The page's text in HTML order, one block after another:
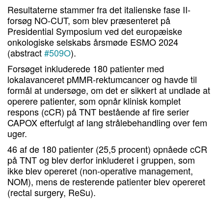
Resultaterne stammer fra det italienske fase II-
forsøg NO-CUT, som blev præsenteret på
Presidential Symposium ved det europæiske
onkologiske selskabs årsmøde ESMO 2024
(abstract#509O).
Forsøget inkluderede 180 patienter med
lokalavanceret pMMR-rektumcancer og havde til
formål at undersøge, om det er sikkert at undlade at
operere patienter, som opnår klinisk komplet
respons (cCR) på TNT bestående af fire serier
CAPOX efterfulgt af lang strålebehandling over fem
uger.
46 af de 180 patienter (25,5 procent) opnåede cCR
på TNT og blev derfor inkluderet i gruppen, som
ikke blev opereret (non-operative management,
NOM), mens de resterende patienter blev opereret
(rectal surgery, ReSu).